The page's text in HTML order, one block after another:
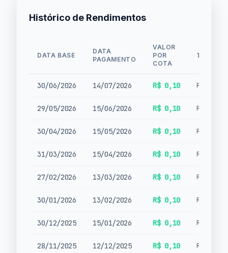
Histórico de Rendimentos
DATA BASE
DATA
PAGAMENTO
VALOR
POR
COTA
TIPO
30/06/2026 14/07/2026 R$ 0,10
29/05/2026 15/06/2026 R$ 0,10
30/04/2026 15/05/2026 R$ 0,10
31/03/2026 15/04/2026 R$ 0,10
27/02/2026 13/03/2026 R$ 0,10
30/01/2026 13/02/2026 R$ 0,10
30/12/2025 15/01/2026 R$ 0,10
28/11/2025 12/12/2025 R$ 0,10